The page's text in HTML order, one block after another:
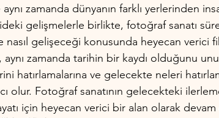
zamanda dünyanın farklı yerlerinden
gelişmelerle birlikte, fotoğraf sanatı
gelişeceği konusunda heyecan verici
zamanda tarihin bir kaydı olduğunu
hatırlamalarına ve gelecekte neleri
olur. Fotoğraf sanatının gelecekteki
için heyecan verici bir alan olarak